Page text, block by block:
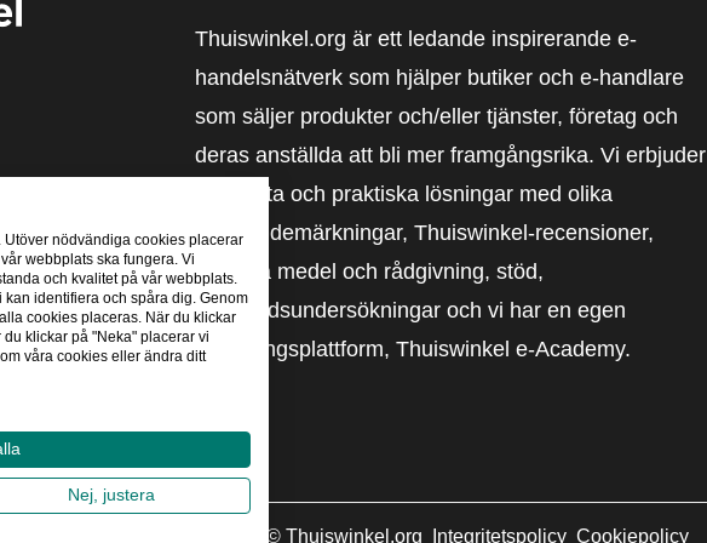
Thuiswinkel.org är ett ledande inspirerande e-
handelsnätverk som hjälper butiker och e-handlare
som säljer produkter och/eller tjänster, företag och
deras anställda att bli mer framgångsrika. Vi erbjuder
relevanta och praktiska lösningar med olika
förtroendemärkningar, Thuiswinkel-recensioner,
rättsliga medel och rådgivning, stöd,
marknadsundersökningar och vi har en egen
utbildningsplattform, Thuiswinkel e-Academy.
©Thuiswinkel.org Integritetspolicy Cookiepolicy
nödvändiga cookies placerar
webbplats ska fungera. Vi
och kvalitet på vår webbplats.
identifiera och spåra dig. Genom
cookies placeras. När du klickar
klickar på "Neka" placerar vi
våra cookies eller ändra ditt
Nej, justera